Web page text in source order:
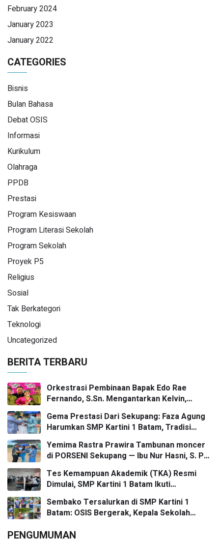
February 2024
January 2023
January 2022
CATEGORIES
Bisnis
Bulan Bahasa
Debat OSIS
Informasi
Kurikulum
Olahraga
PPDB
Prestasi
Program Kesiswaan
Program Literasi Sekolah
Program Sekolah
Proyek P5
Religius
Sosial
Tak Berkategori
Teknologi
Uncategorized
BERITA TERBARU
Orkestrasi Pembinaan Bapak Edo Rae
Fernando, S.Sn. Mengantarkan Kelvin,
Kartini 1 Batam—Kembali Menorehkan Juara
II FLS3N dalam Panggung Kompetisi
Bergengsi
Gema Prestasi Dari Sekupang: Faza Agung
Harumkan SMP Kartini 1 Batam, Tradisi
Yemima Rastra Prawira Tambunan moncer
di PORSENI Sekupang — Ibu Nur Hasni, S. Pd
dan Mr. Irwan Herika, M. Pd apresiasi
prestasi emas yang menggema
Tes Kemampuan Akademik (TKA) Resmi
Dimulai, SMP Kartini 1 Batam Ikuti
Sembako Tersalurkan di SMP Kartini 1
Batam: OSIS Bergerak, Kepala Sekolah
PENGUMUMAN